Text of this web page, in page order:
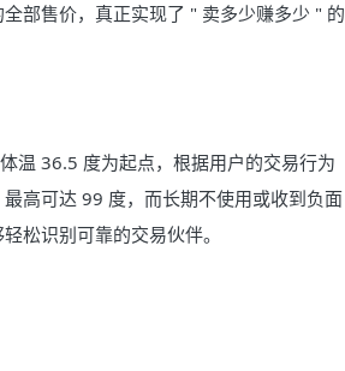
部售价，真正实现了 " 卖多少赚多少 " 的
温 36.5 度为起点，根据用户的交易行为
高可达 99 度，而长期不使用或收到负面
松识别可靠的交易伙伴。